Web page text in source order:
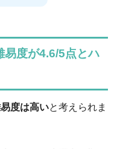
易度が4.6/5点とハ
度は高いと考えられま